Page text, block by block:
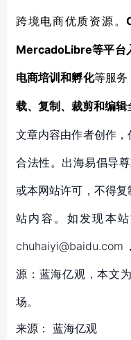
跨境电商优质资源。
MercadoLibre等平台
电商培训和孵化等服务
载、复制、裁剪和编辑
文章内容由作者创作
合法性。出海易倡导
或本网站许可，不得
站内容。如发现本
源：蓝海亿观，本文
场。
来源： 蓝海亿观